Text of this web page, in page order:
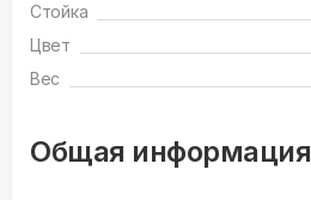
Стойка
Цвет
Вес
Общая информация